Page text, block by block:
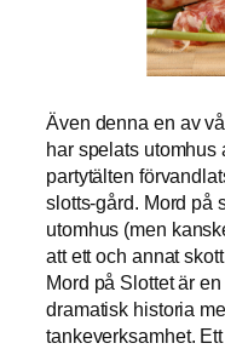
Även denna en av
har spelats utomhus
partytälten
slotts-gård. Mord på
utomhus (men
att ett och annat
Mord på Slottet är
dramatisk historia
tankeverksamhet.